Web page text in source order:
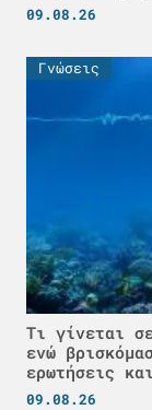
09.08.26
Γνώσεις
Τι γίνεται
ενώ
ερωτήσεις
09.08.26